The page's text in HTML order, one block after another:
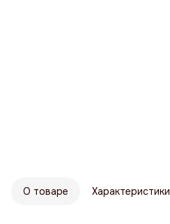
О товаре Характеристики